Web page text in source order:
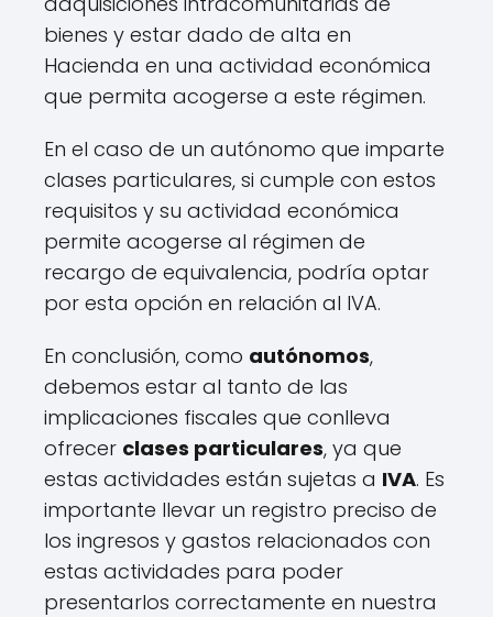
bienes y estar dado de alta en
Hacienda en una actividad económica
que permita acogerse a este régimen.
En el caso de un autónomo que imparte
clases particulares, si cumple con estos
requisitos y su actividad económica
permite acogerse al régimen de
recargo de equivalencia, podría optar
por esta opción en relación al IVA.
En conclusión, como autónomos,
debemos estar al tanto de las
implicaciones fiscales que conlleva
ofrecer clases particulares, ya que
estas actividades están sujetas a IVA. Es
importante llevar un registro preciso de
los ingresos y gastos relacionados con
estas actividades para poder
presentarlos correctamente en nuestra